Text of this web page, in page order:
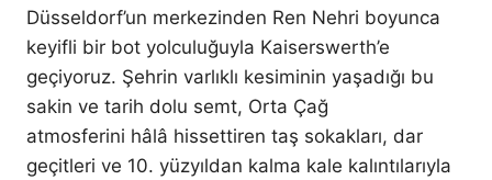
Düsseldorf’un merkezinden Ren Nehri boyunca
keyifli bir bot yolculuğuyla Kaiserswerth’e
geçiyoruz. Şehrin varlıklı kesiminin yaşadığı bu
sakin ve tarih dolu semt, Orta Çağ
atmosferini hâlâ hissettiren taş sokakları, dar
geçitleri ve 10. yüzyıldan kalma kale kalıntılarıyla